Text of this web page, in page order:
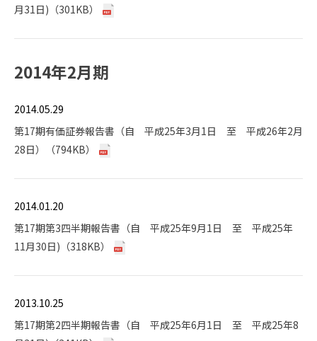
月31日)（301KB）
2014年2月期
2014.05.29
第17期有価証券報告書（自 平成25年3月1日 至 平成26年2月
28日）（794KB）
2014.01.20
第17期第3四半期報告書（自 平成25年9月1日 至 平成25年
11月30日)（318KB）
2013.10.25
第17期第2四半期報告書（自 平成25年6月1日 至 平成25年8